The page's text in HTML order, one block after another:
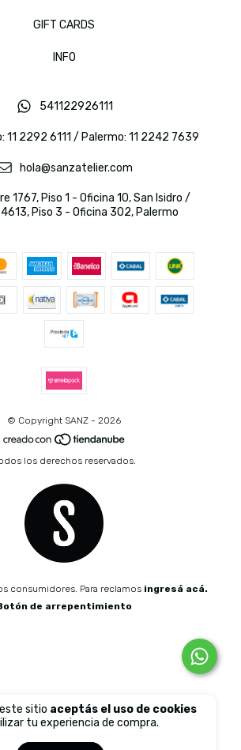
sitio aceptás el uso de cookies
tu experiencia de compra.
GIFT CARDS
INFO
541122926111
11 2292 6111 / Palermo: 11 2242 7639
hola@sanzatelier.com
1767, Piso 1 - Oficina 10, San Isidro /
Piso 3 - Oficina 302, Palermo
© Copyright SANZ - 2026
los derechos reservados.
consumidores. Para reclamos ingresá acá.
de arrepentimiento